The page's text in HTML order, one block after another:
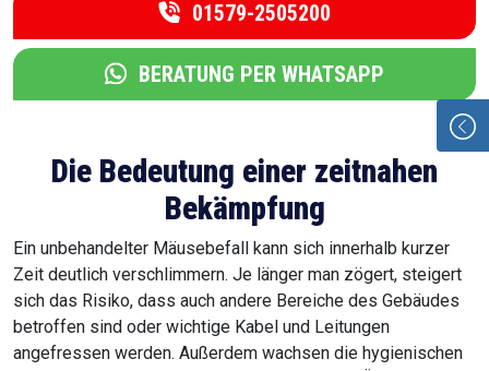
01579-2505200
BERATUNG PER WHATSAPP
Die Bedeutung einer zeitnahen
Bekämpfung
Ein unbehandelter Mäusebefall kann sich innerhalb kurzer
Zeit deutlich verschlimmern. Je länger man zögert, steigert
sich das Risiko, dass auch andere Bereiche des Gebäudes
betroffen sind oder wichtige Kabel und Leitungen
angefressen werden. Außerdem wachsen die hygienischen